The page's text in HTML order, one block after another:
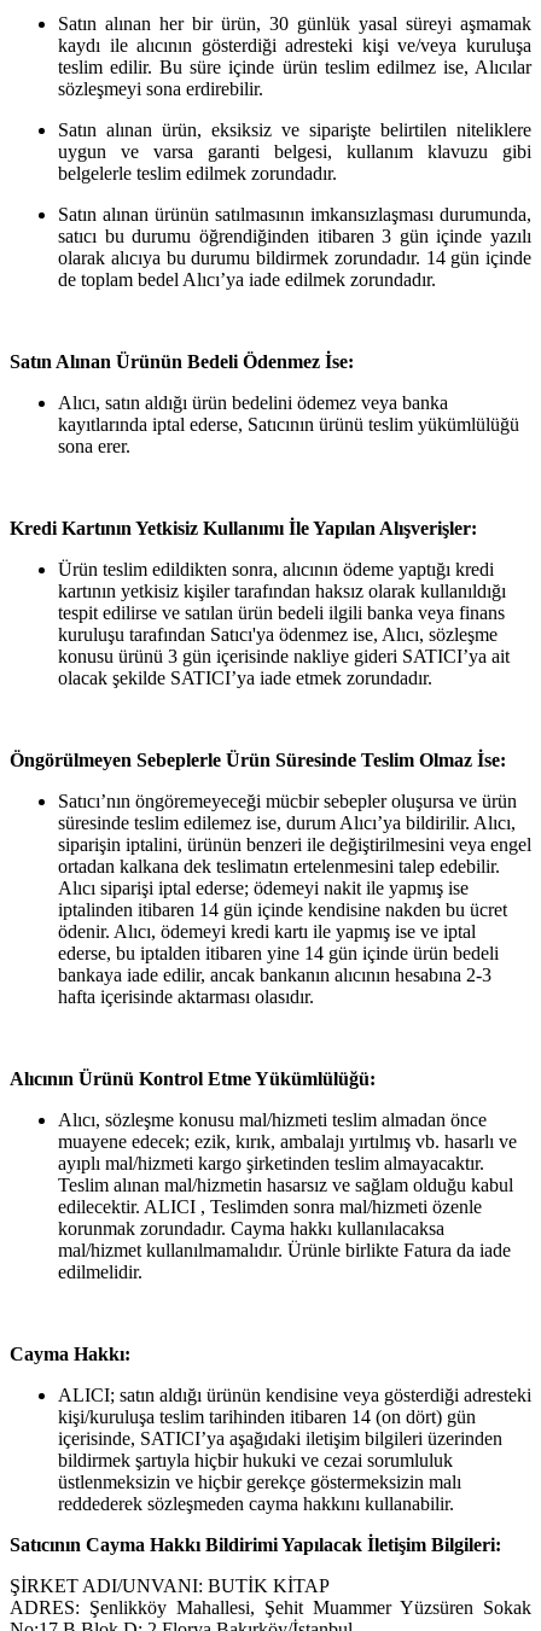
Satın alınan her bir ürün, 30 günlük yasal süreyi aşmamak
kaydı ile alıcının gösterdiği adresteki kişi ve/veya kuruluşa
teslim edilir. Bu süre içinde ürün teslim edilmez ise, Alıcılar
sözleşmeyi sona erdirebilir.
Satın alınan ürün, eksiksiz ve siparişte belirtilen niteliklere
uygun ve varsa garanti belgesi, kullanım klavuzu gibi
belgelerle teslim edilmek zorundadır.
Satın alınan ürünün satılmasının imkansızlaşması durumunda,
satıcı bu durumu öğrendiğinden itibaren 3 gün içinde yazılı
olarak alıcıya bu durumu bildirmek zorundadır. 14 gün içinde
de toplam bedel Alıcı’ya iade edilmek zorundadır.
Satın Alınan Ürünün Bedeli Ödenmez İse:
Alıcı, satın aldığı ürün bedelini ödemez veya banka
kayıtlarında iptal ederse, Satıcının ürünü teslim yükümlülüğü
sona erer.
Kredi Kartının Yetkisiz Kullanımı İle Yapılan Alışverişler:
Ürün teslim edildikten sonra, alıcının ödeme yaptığı kredi
kartının yetkisiz kişiler tarafından haksız olarak kullanıldığı
tespit edilirse ve satılan ürün bedeli ilgili banka veya finans
kuruluşu tarafından Satıcı'ya ödenmez ise, Alıcı, sözleşme
konusu ürünü 3 gün içerisinde nakliye gideri SATICI’ya ait
olacak şekilde SATICI’ya iade etmek zorundadır.
Öngörülmeyen Sebeplerle Ürün Süresinde Teslim Olmaz İse:
Satıcı’nın öngöremeyeceği mücbir sebepler oluşursa ve ürün
süresinde teslim edilemez ise, durum Alıcı’ya bildirilir. Alıcı,
siparişin iptalini, ürünün benzeri ile değiştirilmesini veya engel
ortadan kalkana dek teslimatın ertelenmesini talep edebilir.
Alıcı siparişi iptal ederse; ödemeyi nakit ile yapmış ise
iptalinden itibaren 14 gün içinde kendisine nakden bu ücret
ödenir. Alıcı, ödemeyi kredi kartı ile yapmış ise ve iptal
ederse, bu iptalden itibaren yine 14 gün içinde ürün bedeli
bankaya iade edilir, ancak bankanın alıcının hesabına 2-3
hafta içerisinde aktarması olasıdır.
Alıcının Ürünü Kontrol Etme Yükümlülüğü:
Alıcı, sözleşme konusu mal/hizmeti teslim almadan önce
muayene edecek; ezik, kırık, ambalajı yırtılmış vb. hasarlı ve
ayıplı mal/hizmeti kargo şirketinden teslim almayacaktır.
Teslim alınan mal/hizmetin hasarsız ve sağlam olduğu kabul
edilecektir. ALICI , Teslimden sonra mal/hizmeti özenle
korunmak zorundadır. Cayma hakkı kullanılacaksa
mal/hizmet kullanılmamalıdır. Ürünle birlikte Fatura da iade
edilmelidir.
Cayma Hakkı:
ALICI; satın aldığı ürünün kendisine veya gösterdiği adresteki
kişi/kuruluşa teslim tarihinden itibaren 14 (on dört) gün
içerisinde, SATICI’ya aşağıdaki iletişim bilgileri üzerinden
bildirmek şartıyla hiçbir hukuki ve cezai sorumluluk
üstlenmeksizin ve hiçbir gerekçe göstermeksizin malı
reddederek sözleşmeden cayma hakkını kullanabilir.
Satıcının Cayma Hakkı Bildirimi Yapılacak İletişim Bilgileri:
ŞİRKET ADI/UNVANI: BUTİK KİTAP
ADRES: Şenlikköy Mahallesi, Şehit Muammer Yüzsüren Sokak